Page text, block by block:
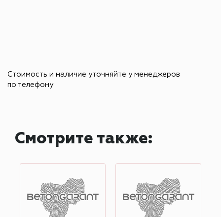
Стоимость и наличие уточняйте у менеджеров
по телефону
Смотрите также: